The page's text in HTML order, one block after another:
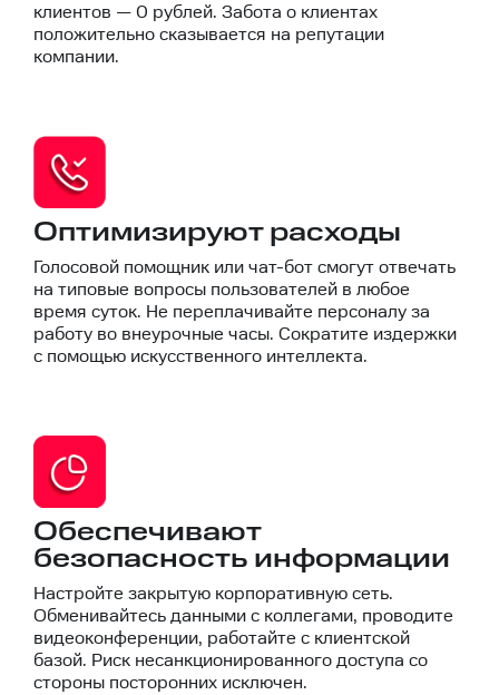
клиентов — 0 рублей. Забота о клиентах
положительно сказывается на репутации
компании.
Оптимизируют расходы
Голосовой помощник или чат-бот смогут отвечать
на типовые вопросы пользователей в любое
время суток. Не переплачивайте персоналу за
работу во внеурочные часы. Сократите издержки
с помощью искусственного интеллекта.
Обеспечивают
безопасность информации
Настройте закрытую корпоративную сеть.
Обменивайтесь данными с коллегами, проводите
видеоконференции, работайте с клиентской
базой. Риск несанкционированного доступа со
стороны посторонних исключен.